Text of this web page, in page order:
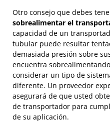
Otro consejo que debes
sobrealimentar el
capacidad de un
tubular puede resultar
demasiada presión sobre
encuentra
considerar un tipo de
diferente. Un proveedor
asegurará de que usted
de transportador para
de su aplicación.